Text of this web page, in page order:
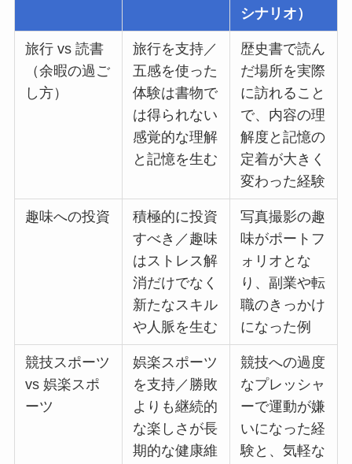
シナリオ）
旅行 vs 読書
（余暇の過ご
し方）
旅行を支持／
五感を使った
体験は書物で
は得られない
感覚的な理解
と記憶を生む
歴史書で読ん
だ場所を実際
に訪れること
で、内容の理
解度と記憶の
定着が大きく
変わった経験
趣味への投資
積極的に投資
すべき／趣味
はストレス解
消だけでなく
新たなスキル
や人脈を生む
写真撮影の趣
味がポートフ
ォリオとな
り、副業や転
職のきっかけ
になった例
競技スポーツ
vs 娯楽スポ
ーツ
娯楽スポーツ
を支持／勝敗
よりも継続的
な楽しさが長
期的な健康維
競技への過度
なプレッシャ
ーで運動が嫌
いになった経
験と、気軽な